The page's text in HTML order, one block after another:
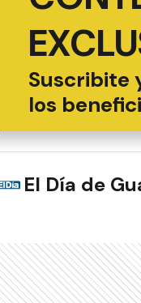
Suscribite
los
El Día de